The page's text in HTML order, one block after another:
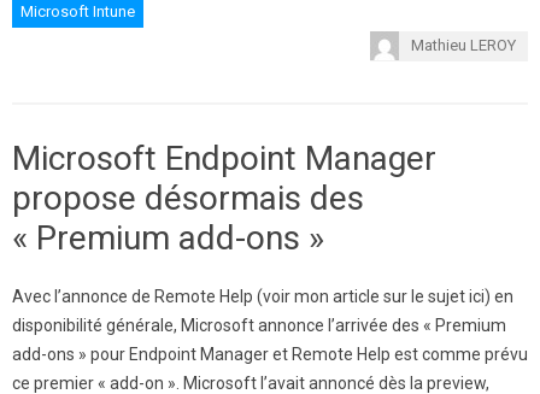
Microsoft Intune
Mathieu LEROY
Microsoft Endpoint Manager
propose désormais des
« Premium add-ons »
Avec l’annonce de Remote Help (voir mon article sur le sujet ici) en
disponibilité générale, Microsoft annonce l’arrivée des « Premium
add-ons » pour Endpoint Manager et Remote Help est comme prévu
ce premier « add-on ». Microsoft l’avait annoncé dès la preview,